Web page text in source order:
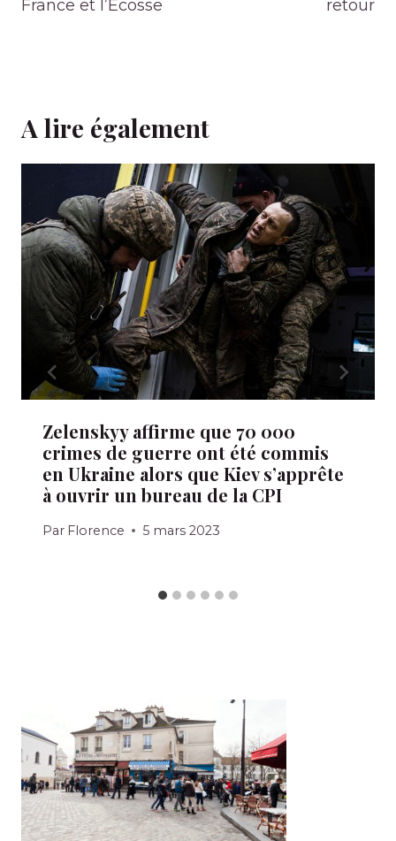
France et l’Écosse retour
A lire également
Zelenskyy affirme que 70 000
crimes de guerre ont été commis
en Ukraine alors que Kiev s’apprête
à ouvrir un bureau de la CPI
Par Florence 5 mars 2023